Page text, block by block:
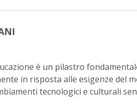
è un pilastro
in risposta alle esigenze del
tecnologici e culturali